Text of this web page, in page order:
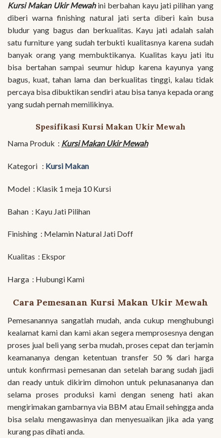
Kursi Makan Ukir Mewahini berbahan kayu jati pilihan yang
diberi warna finishing natural jati serta diberi kain busa
bludur yang bagus dan berkualitas. Kayu jati adalah salah
satu furniture yang sudah terbukti kualitasnya karena sudah
banyak orang yang membuktikanya. Kualitas kayu jati itu
bisa bertahan sampai seumur hidup karena kayunya yang
bagus, kuat, tahan lama dan berkualitas tinggi, kalau tidak
percaya bisa dibuktikan sendiri atau bisa tanya kepada orang
yang sudah pernah memilikinya.
Spesifikasi Kursi Makan Ukir Mewah
Nama Produk : Kursi Makan Ukir Mewah
Kategori : Kursi Makan
Model : Klasik 1 meja 10 Kursi
Bahan : Kayu Jati Pilihan
Finishing : Melamin Natural Jati Doff
Kualitas : Ekspor
Harga : Hubungi Kami
Cara Pemesanan Kursi Makan Ukir Mewah
Pemesanannya sangatlah mudah, anda cukup menghubungi
kealamat kami dan kami akan segera memprosesnya dengan
proses jual beli yang serba mudah, proses cepat dan terjamin
keamananya dengan ketentuan transfer 50 % dari harga
untuk konfirmasi pemesanan dan setelah barang sudah jjadi
dan ready untuk dikirim dimohon untuk pelunasananya dan
selama proses produksi kami dengan seneng hati akan
mengirimakan gambarnya via BBM atau Email sehingga anda
bisa selalu mengawasinya dan menyesuaikan jika ada yang
kurang pas dihati anda.